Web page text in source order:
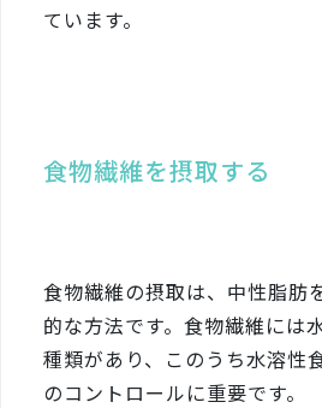
ています。
食物繊維を摂取する
食物繊維の摂取は、中性脂肪
的な方法です。食物繊維には
種類があり、このうち水溶性
のコントロールに重要です。